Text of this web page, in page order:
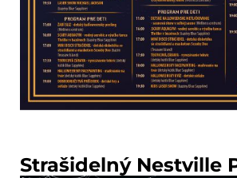
Strašidelný Nestville